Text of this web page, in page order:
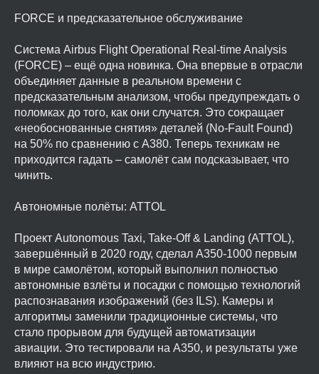
FORCE и предсказательное обслуживание
Система Airbus Flight Operational Real-time Analysis
(FORCE) – ещё одна новинка. Она впервые в отрасли
объединяет данные в реальном времени с
предсказательным анализом, чтобы предупреждать о
поломках до того, как они случатся. Это сокращает
«необоснованные снятия» деталей (No-Fault Found)
на 50% по сравнению с A380. Теперь техникам не
приходится гадать – самолёт сам подсказывает, что
чинить.
Автономные полёты: ATTOL
Проект Autonomous Taxi, Take-Off & Landing (ATTOL),
завершённый в 2020 году, сделал A350-1000 первым
в мире самолётом, который выполнил полностью
автономные взлёты и посадки с помощью технологий
распознавания изображений (без ILS). Камеры и
алгоритмы заменили традиционные системы, что
стало прорывом для будущей автоматизации
авиации. Это тестировали на A350, и результаты уже
влияют на всю индустрию.